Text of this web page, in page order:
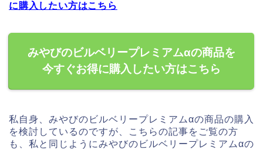
に購入したい方はこちら
みやびのビルベリープレミアムαの商品を
今すぐお得に購入したい方はこちら
私自身、みやびのビルベリープレミアムαの商品の購入
を検討しているのですが、こちらの記事をご覧の方
も、私と同じようにみやびのビルベリープレミアムαの